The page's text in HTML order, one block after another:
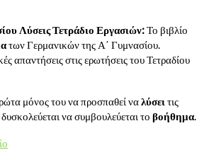
Λύσεις Τετράδιο Εργασιών:Το βιβλίο
των Γερμανικών της Α΄ Γυμνασίου.
απαντήσεις στις ερωτήσεις του Τετραδίου
μόνος του να προσπαθεί ναλύσει τις
να συμβουλεύεται το βοήθημα.